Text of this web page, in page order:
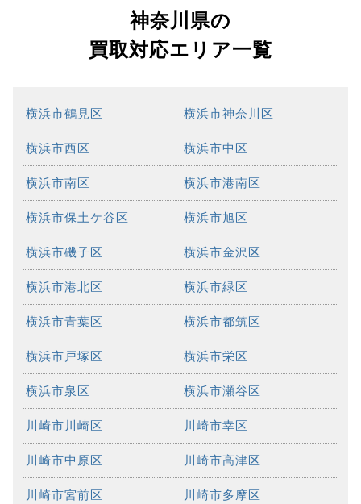
神奈川県の
買取対応エリア一覧
横浜市鶴見区 横浜市神奈川区
横浜市西区 横浜市中区
横浜市南区 横浜市港南区
横浜市保土ケ谷区 横浜市旭区
横浜市磯子区 横浜市金沢区
横浜市港北区 横浜市緑区
横浜市青葉区 横浜市都筑区
横浜市戸塚区 横浜市栄区
横浜市泉区 横浜市瀬谷区
川崎市川崎区 川崎市幸区
川崎市中原区 川崎市高津区
川崎市宮前区 川崎市多摩区